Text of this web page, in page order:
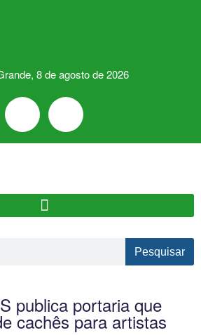
8 de agosto de 2026
Pesquisar
publica portaria que
cachês para artistas